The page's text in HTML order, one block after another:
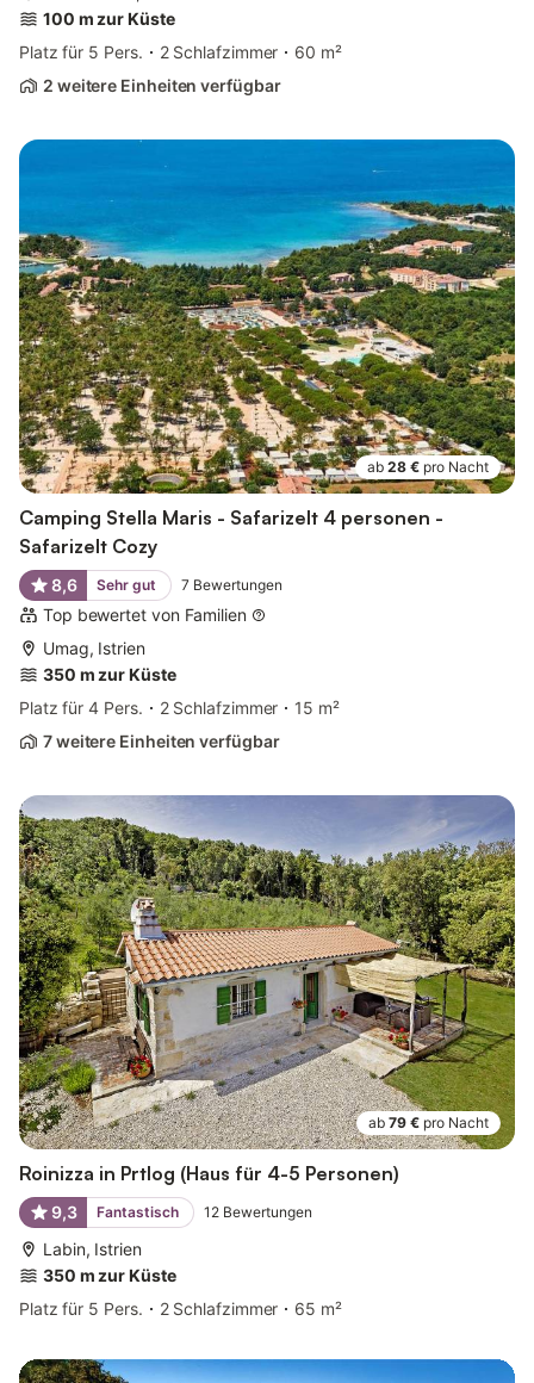
100 m zur Küste
Platz für 5 Pers.
2 Schlafzimmer
60 m²
2 weitere Einheiten verfügbar
ab 28 € pro Nacht
Camping Stella Maris - Safarizelt 4 personen -
Safarizelt Cozy
8,6 Sehr gut 7 Bewertungen
Top bewertet von Familien
Umag, Istrien
350 m zur Küste
Platz für 4 Pers.
2 Schlafzimmer
15 m²
7 weitere Einheiten verfügbar
ab 79 € pro Nacht
Roinizza in Prtlog (Haus für 4-5 Personen)
9,3 Fantastisch 12 Bewertungen
Labin, Istrien
350 m zur Küste
Platz für 5 Pers.
2 Schlafzimmer 65 m²